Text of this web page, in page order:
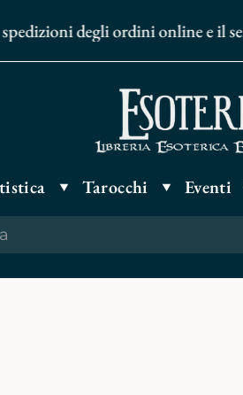
degli ordini online e il
Tarocchi Eventi